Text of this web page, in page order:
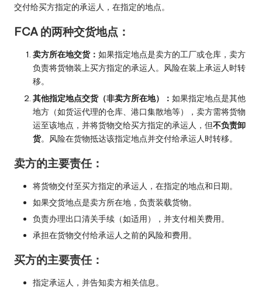
交付给买方指定的承运人，在指定的地点。
FCA 的两种交货地点：
卖方所在地交货： 如果指定地点是卖方的工厂或仓库，卖方
负责将货物装上买方指定的承运人。风险在装上承运人时转
移。
其他指定地点交货（非卖方所在地）： 如果指定地点是其他
地方（如货运代理的仓库、港口集散地等），卖方需将货物
运至该地点，并将货物交给买方指定的承运人，但不负责卸
货。风险在货物抵达该指定地点并交付给承运人时转移。
卖方的主要责任：
将货物交付至买方指定的承运人，在指定的地点和日期。
如果交货地点是卖方所在地，负责装载货物。
负责办理出口清关手续（如适用），并支付相关费用。
承担在货物交付给承运人之前的风险和费用。
买方的主要责任：
指定承运人，并告知卖方相关信息。